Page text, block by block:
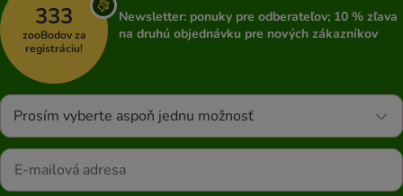
333
zooBodov za
registráciu!
Newsletter: ponuky pre odberateľov; 10 % zľava
na druhú objednávku pre nových zákazníkov
Prosím vyberte aspoň jednu možnosť